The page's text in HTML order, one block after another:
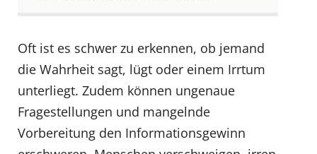
Oft ist es schwer zu erkennen, ob jemand
die Wahrheit sagt, lügt oder einem Irrtum
unterliegt. Zudem können ungenaue
Fragestellungen und mangelnde
Vorbereitung den Informationsgewinn